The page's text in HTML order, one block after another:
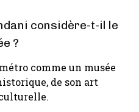
considère-t-il le
?
comme un musée
de son art